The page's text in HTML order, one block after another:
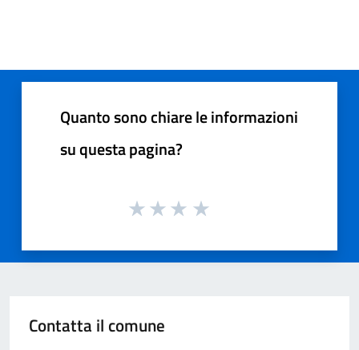
Quanto sono chiare le informazioni
su questa pagina?
Contatta il comune